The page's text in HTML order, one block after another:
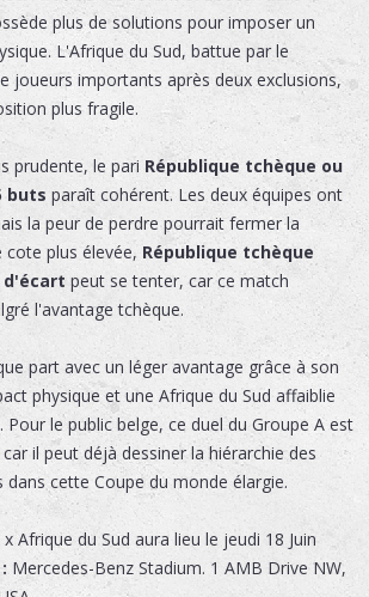
plus de solutions pour imposer un
L'Afrique du Sud, battue par le
joueurs importants après deux exclusions,
plus fragile.
prudente, le pari République tchèque ou
buts paraît cohérent. Les deux équipes ont
la peur de perdre pourrait fermer la
plus élevée, République tchèque
d'écart peut se tenter, car ce match
l'avantage tchèque.
part avec un léger avantage grâce à son
physique et une Afrique du Sud affaiblie
Pour le public belge, ce duel du Groupe A est
il peut déjà dessiner la hiérarchie des
cette Coupe du monde élargie.
Afrique du Sud aura lieu le jeudi 18 Juin
Mercedes-Benz Stadium. 1 AMB Drive NW,